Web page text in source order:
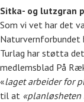
Sitka- og lutzgran
Som vi vet har det
Naturvernforbundet
Turlag har støtta
medlemsblad På
«laget arbeider for
til at «planløsheten